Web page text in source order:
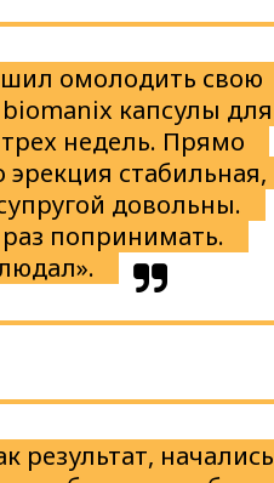
омолодить свою
капсулы для
недель. Прямо
стабильная,
довольны.
попринимать.
результат, начались